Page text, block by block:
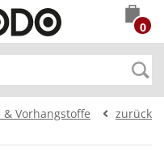
0
Vorhangstoffe zurück